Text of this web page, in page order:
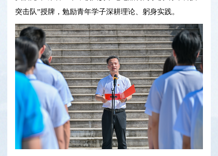
突击队”授牌，勉励青年学子深耕理论、躬身实践。